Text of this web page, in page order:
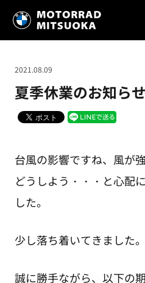
夏季休業のお知らせ
2021.08.09
台風の影響ですね、風が
どうしよう・・・と心配
した。
少し落ち着いてきました。
誠に勝手ながら、以下の